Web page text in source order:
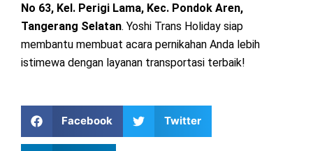
No 63, Kel. Perigi Lama, Kec. Pondok Aren,
Tangerang Selatan. Yoshi Trans Holiday siap
membantu membuat acara pernikahan Anda lebih
istimewa dengan layanan transportasi terbaik!
Facebook Twitter